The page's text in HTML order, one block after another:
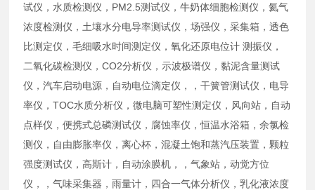
试仪，水质检测仪，PM2.5测试仪，牛奶体细胞检测仪，氦气
浓度检测仪，土壤水分电导率测试仪，场强仪，采集箱，透色
比测定仪，毛细吸水时间测定仪，氧化还原电位计 测振仪，
二氧化碳检测仪，CO2分析仪，示波极谱仪，黏泥含量测试
仪，汽车启动电源，自动电位滴定仪，，干簧管测试仪，电导
率仪，TOC水质分析仪，微电脑可塑性测定仪，风向站，自动
点样仪，便携式总磷测试仪，腐蚀率仪，恒温水浴箱，余氯检
测仪，自由膨胀率仪，离心杯，混凝土饱和蒸汽压装置，颗粒
强度测试仪，高斯计，自动涂膜机，，气象站，动觉方位
仪，，气味采集器，雨量计，四合一气体分析仪，乳化液浓度